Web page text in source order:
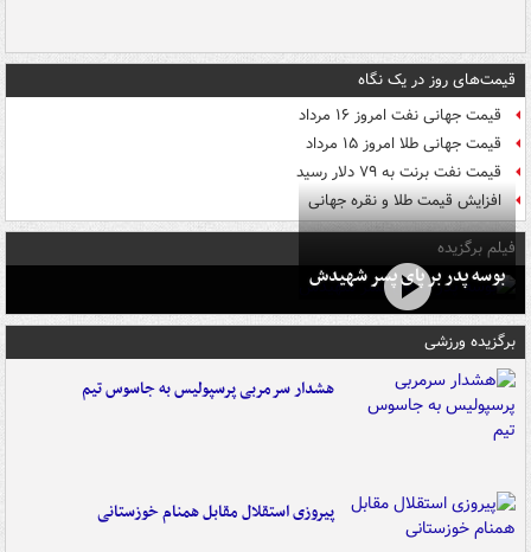
قیمت‌های روز در یک نگاه
قیمت جهانی نفت امروز ۱۶ مرداد
قیمت جهانی طلا امروز ۱۵ مرداد
قیمت نفت برنت به ۷۹ دلار رسید
افزایش قیمت طلا و نقره جهانی
فیلم برگزیده
بوسه‌ پدر بر پای پسر شهیدش
برگزیده ورزشی
هشدار سرمربی پرسپولیس به جاسوس تیم
پیروزی استقلال مقابل همنام خوزستانی